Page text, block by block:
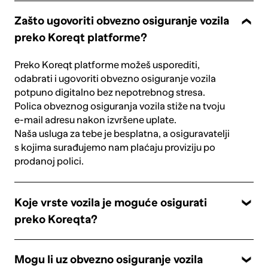
Zašto ugovoriti obvezno osiguranje vozila
preko Koreqt platforme?
Preko Koreqt platforme možeš usporediti,
odabrati i ugovoriti obvezno osiguranje vozila
potpuno digitalno bez nepotrebnog stresa.
Polica obveznog osiguranja vozila stiže na tvoju
e-mail adresu nakon izvršene uplate.
Naša usluga za tebe je besplatna, a osiguravatelji
s kojima surađujemo nam plaćaju proviziju po
prodanoj polici.
Koje vrste vozila je moguće osigurati
preko Koreqta?
Mogu li uz obvezno osiguranje vozila